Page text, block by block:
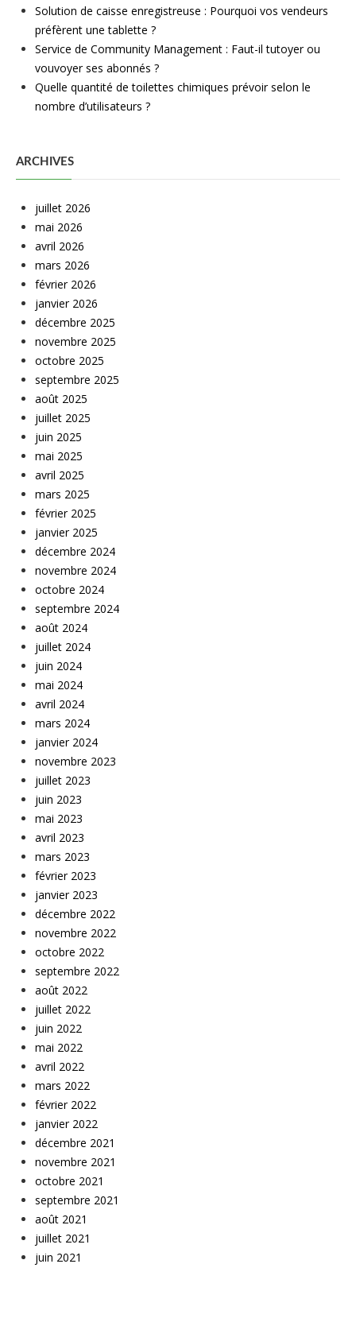
Solution de caisse enregistreuse : Pourquoi vos vendeurs
préfèrent une tablette ?
Service de Community Management : Faut-il tutoyer ou
vouvoyer ses abonnés ?
Quelle quantité de toilettes chimiques prévoir selon le
nombre d’utilisateurs ?
ARCHIVES
juillet 2026
mai 2026
avril 2026
mars 2026
février 2026
janvier 2026
décembre 2025
novembre 2025
octobre 2025
septembre 2025
août 2025
juillet 2025
juin 2025
mai 2025
avril 2025
mars 2025
février 2025
janvier 2025
décembre 2024
novembre 2024
octobre 2024
septembre 2024
août 2024
juillet 2024
juin 2024
mai 2024
avril 2024
mars 2024
janvier 2024
novembre 2023
juillet 2023
juin 2023
mai 2023
avril 2023
mars 2023
février 2023
janvier 2023
décembre 2022
novembre 2022
octobre 2022
septembre 2022
août 2022
juillet 2022
juin 2022
mai 2022
avril 2022
mars 2022
février 2022
janvier 2022
décembre 2021
novembre 2021
octobre 2021
septembre 2021
août 2021
juillet 2021
juin 2021